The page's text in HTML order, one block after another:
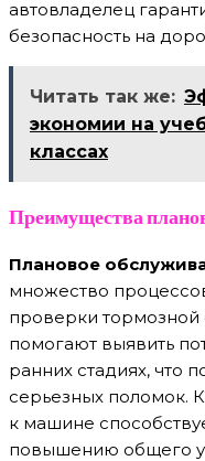
автовладелец
безопасность на
Читать так же:
экономии на
классах
Преимущества
Плановое
множество
проверки тормозной
помогают выявить
ранних стадиях, что
серьезных поломок.
к машине
повышению общего